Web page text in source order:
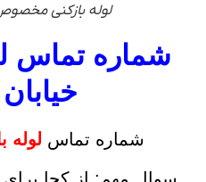
لوله بازکنی
شماره تماس
شماره تماس لوله